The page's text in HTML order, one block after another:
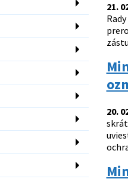
21.
20.